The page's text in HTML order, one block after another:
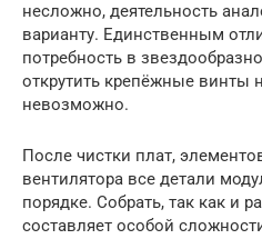
несложно, деятельность
варианту. Единственным
потребность в
открутить крепёжные винты
невозможно.
После чистки плат,
вентилятора все детали
порядке. Собрать, так как и
составляет особой